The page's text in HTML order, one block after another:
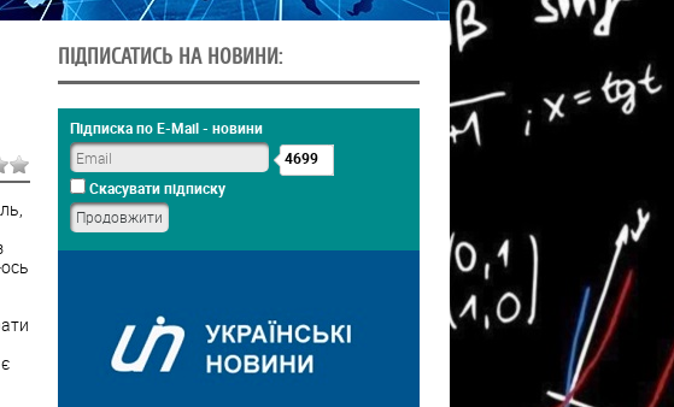
ПІДПИСАТИСЬ НА НОВИНИ:
Підписка по E-Mail - новини
4699
Скасувати підписку